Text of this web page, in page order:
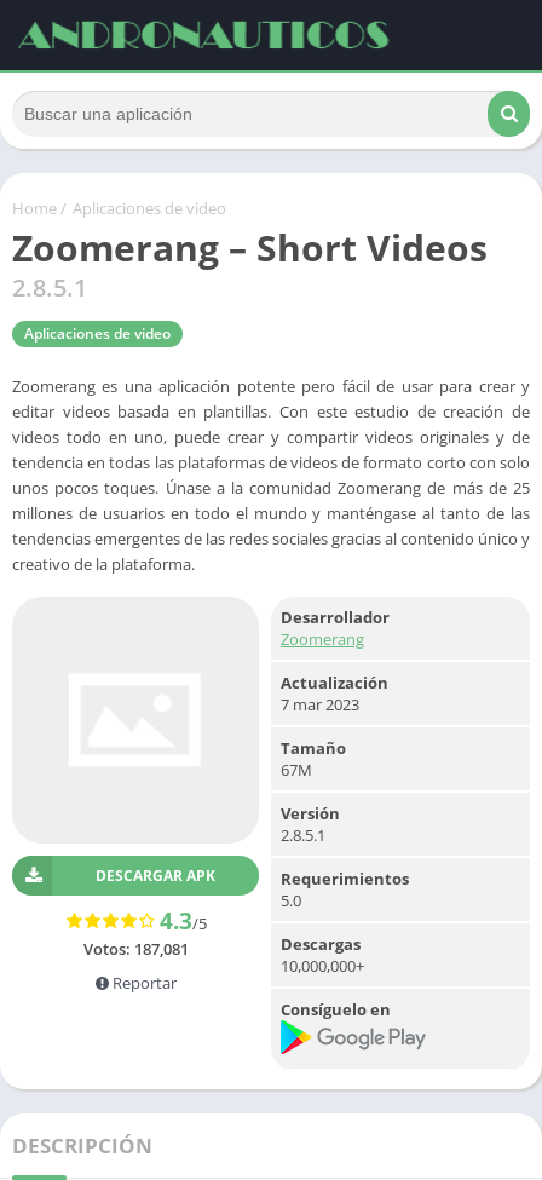
Home/ Aplicaciones de video
Zoomerang – Short Videos
2.8.5.1
Aplicaciones de video
Zoomerang es una aplicación potente pero fácil de usar para crear y
editar videos basada en plantillas. Con este estudio de creación de
videos todo en uno, puede crear y compartir videos originales y de
tendencia en todas las plataformas de videos de formato corto con solo
unos pocos toques. Únase a la comunidad Zoomerang de más de 25
millones de usuarios en todo el mundo y manténgase al tanto de las
tendencias emergentes de las redes sociales gracias al contenido único y
creativo de la plataforma.
DESCARGAR APK
4.3/5
Votos: 187,081
Reportar
Desarrollador
Zoomerang
Actualización
7 mar 2023
Tamaño
67M
Versión
2.8.5.1
Requerimientos
5.0
Descargas
10,000,000+
Consíguelo en
DESCRIPCIÓN